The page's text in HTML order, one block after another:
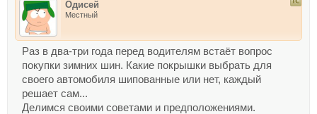
Одисей
Местный
Раз в два-три года перед водителям встаёт вопрос
покупки зимних шин. Какие покрышки выбрать для
своего автомобиля шипованные или нет, каждый
решает сам...
Делимся своими советами и предположениями.